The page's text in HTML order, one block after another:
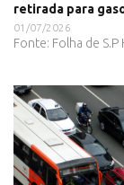
retirada para
01/07/2026
Fonte: Folha de